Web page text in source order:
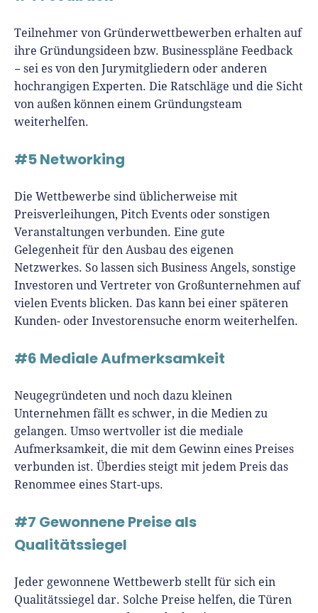
Teilnehmer von Gründerwettbewerben erhalten auf
ihre Gründungsideen bzw. Businesspläne Feedback
− sei es von den Jurymitgliedern oder anderen
hochrangigen Experten. Die Ratschläge und die Sicht
von außen können einem Gründungsteam
weiterhelfen.
#5 Networking
Die Wettbewerbe sind üblicherweise mit
Preisverleihungen, Pitch Events oder sonstigen
Veranstaltungen verbunden. Eine gute
Gelegenheit für den Ausbau des eigenen
Netzwerkes. So lassen sich Business Angels, sonstige
Investoren und Vertreter von Großunternehmen auf
vielen Events blicken. Das kann bei einer späteren
Kunden- oder Investorensuche enorm weiterhelfen.
#6 Mediale Aufmerksamkeit
Neugegründeten und noch dazu kleinen
Unternehmen fällt es schwer, in die Medien zu
gelangen. Umso wertvoller ist die mediale
Aufmerksamkeit, die mit dem Gewinn eines Preises
verbunden ist. Überdies steigt mit jedem Preis das
Renommee eines Start-ups.
#7 Gewonnene Preise als
Qualitätssiegel
Jeder gewonnene Wettbewerb stellt für sich ein
Qualitätssiegel dar. Solche Preise helfen, die Türen